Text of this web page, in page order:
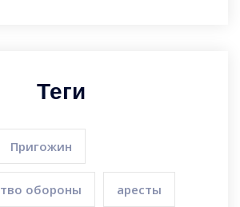
Теги
Пригожин
обороны аресты